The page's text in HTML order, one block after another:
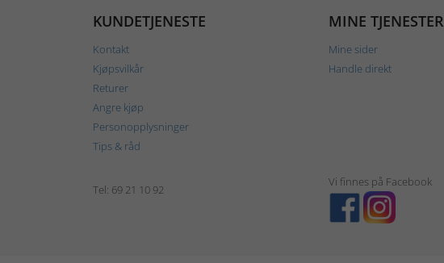
KUNDETJENESTE
Kontakt
Kjøpsvilkår
Returer
Angre kjøp
Personopplysninger
Tips & råd
MINE TJENESTER
Mine sider
Handle direkt
Tel: 69 21 10 92
Vi finnes på Facebook